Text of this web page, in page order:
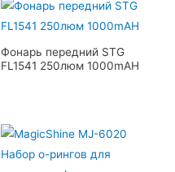
Фонарь передний STG
FL1541 250люм 1000mAH